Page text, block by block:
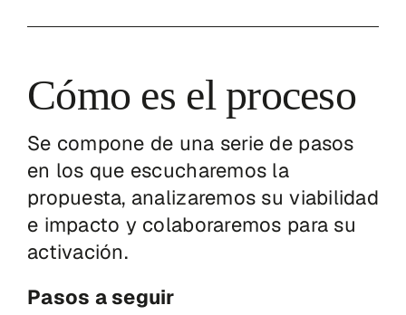
Cómo es el proceso
Se compone de una serie de pasos
en los que escucharemos la
propuesta, analizaremos su viabilidad
e impacto y colaboraremos para su
activación.
Pasos a seguir